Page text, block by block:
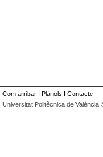
Com arribar I Plànols I Contacte
Universitat Politècnica de València